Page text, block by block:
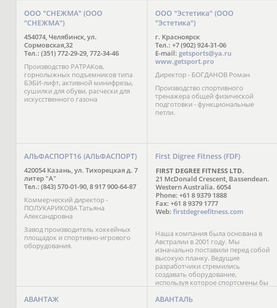
ООО "СНЕЖМА" (ООО
"СНЕЖМА")
454074, Челябинск, ул.
Сормовская,32
Тел.: (351) 772-29-29, 772-34-46
Производство РАТРАКов,
горнолыжных подъемников типа
БЭБИ-лифт, активной минифрезы,
сушилки для обуви, расчески для
искусственного газона
ООО "Эстетика" (ООО
"Эстетика")
г. Красноярск
Тел.: +7 (902) 924-31-06
E-mail: getsports@ya.ru
www.getsport.pro
Директор - БОГДАНОВ Роман
Производство спортивного
тренажера общей физической
подготовки - функциональные
петли.
АЛЬФАСПОРТ16 (АЛЬФАСПОРТ)
420054 Казань, ул. Тихорецкая д. 7
литер "А"
Тел.: (843) 570-01-90, 8 917 900-64-87
Коммерческий директор -
ПОЛУКАРИКОВА Татьяна
Александровна
Завод производитель хоккейных
площадок и спортивно-игрового
оборудования.
First Digree Fitness (FDF)
FIRST DEGREE FITNESS LTD.
21 McDonald Crescent, Bassendean.
Western Australia. 6054
Phone: +61 8 9379 1888
Fax: +61 8 9379 1777
Web: firstdegreefitness.com
Наша компания была основана в
Австралии в 2001 году. Мы
изначально поставили перед собой
высокую планку. Ведущие
разработчики стремились
создавать оборудование,
используя которое спортсмены бы
от инвентаря конкурентов.
АВАНТАЖ АВАНТАЛЬ